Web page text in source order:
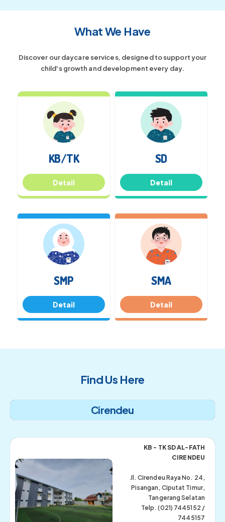
What We Have
Discover our daycare services, designed to support your
child's growth and development every day.
KB/TK
Detail
SD
Detail
SMP
Detail
SMA
Detail
Find Us Here
Cirendeu
KB - TK SD AL-FATH
CIRENDEU
Jl. Cirendeu Raya No. 24,
Pisangan, Ciputat Timur,
Tangerang Selatan
Telp. (021) 7445152 /
7445157